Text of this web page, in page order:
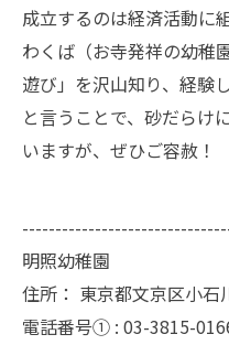
成立するのは経済活動に
わくば（お寺発祥の幼稚
遊び」を沢山知り、経験
と言うことで、砂だらけ
いますが、ぜひご容赦！
明照幼稚園
住所： 東京都文京区小石
電話番号① : 03-3815-